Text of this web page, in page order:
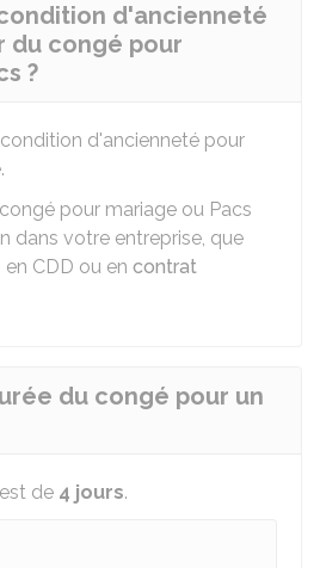
d'ancienneté
du congé pour
?
d'ancienneté pour
pour mariage ou Pacs
dans votre entreprise, que
, en CDD ou en contrat
du congé pour un
de 4 jours.